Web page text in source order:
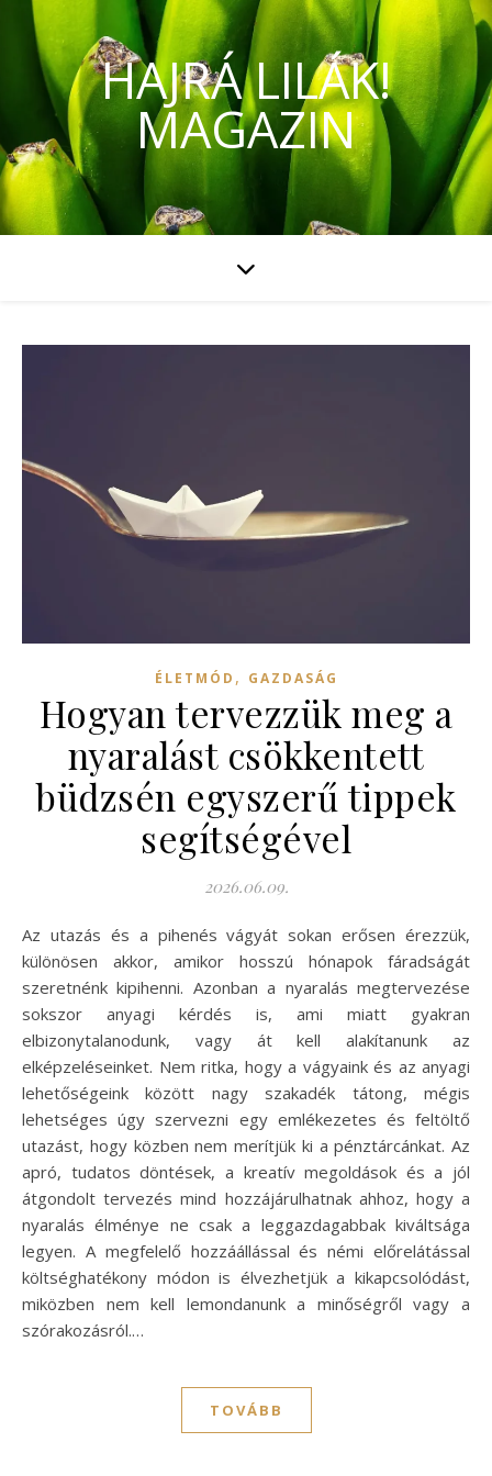
HAJRÁ LILÁK!
MAGAZIN
ÉLETMÓD , GAZDASÁG
Hogyan tervezzük meg a
nyaralást csökkentett
büdzsén egyszerű tippek
segítségével
2026.06.09.
Az utazás és a pihenés vágyát sokan erősen érezzük,
különösen akkor, amikor hosszú hónapok fáradságát
szeretnénk kipihenni. Azonban a nyaralás megtervezése
sokszor anyagi kérdés is, ami miatt gyakran
elbizonytalanodunk, vagy át kell alakítanunk az
elképzeléseinket. Nem ritka, hogy a vágyaink és az anyagi
lehetőségeink között nagy szakadék tátong, mégis
lehetséges úgy szervezni egy emlékezetes és feltöltő
utazást, hogy közben nem merítjük ki a pénztárcánkat. Az
apró, tudatos döntések, a kreatív megoldások és a jól
átgondolt tervezés mind hozzájárulhatnak ahhoz, hogy a
nyaralás élménye ne csak a leggazdagabbak kiváltsága
legyen. A megfelelő hozzáállással és némi előrelátással
költséghatékony módon is élvezhetjük a kikapcsolódást,
miközben nem kell lemondanunk a minőségről vagy a
szórakozásról.…
TOVÁBB